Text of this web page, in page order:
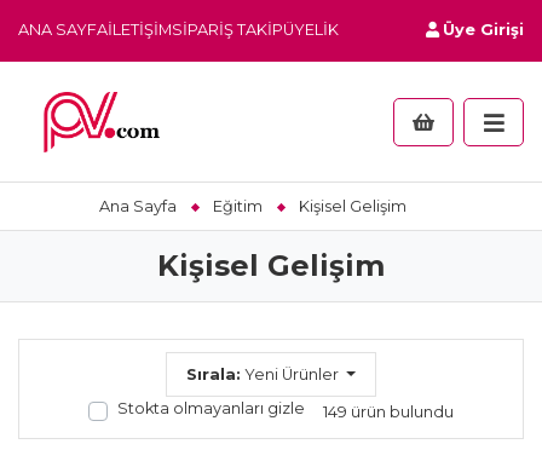
ANA SAYFAİLETIŞIMSIPARIŞ TAKIPÜYELIK Üye Girişi
Ana Sayfa Eğitim Kişisel Gelişim
Kişisel Gelişim
Sırala: Yeni Ürünler
Stokta olmayanları gizle
149 ürün bulundu